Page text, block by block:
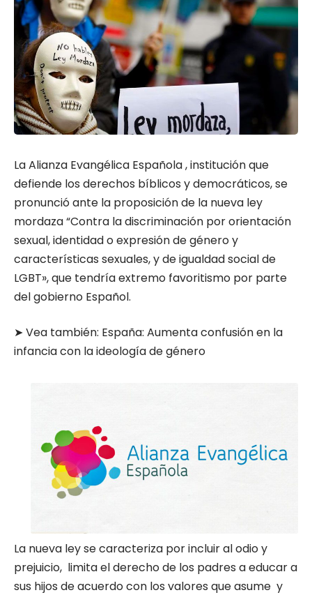
La Alianza Evangélica Española , institución que
defiende los derechos bíblicos y democráticos, se
pronunció ante la proposición de la nueva ley
mordaza “Contra la discriminación por orientación
sexual, identidad o expresión de género y
características sexuales, y de igualdad social de
LGBT», que tendría extremo favoritismo por parte
del gobierno Español.
➤ Vea también: España: Aumenta confusión en la
infancia con la ideología de género
La nueva ley se caracteriza por incluir al odio y
prejuicio, limita el derecho de los padres a educar a
sus hijos de acuerdo con los valores que asume y